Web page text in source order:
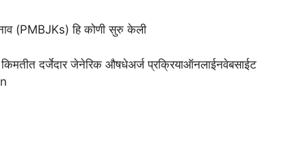
(PMBJKs) हि कोणी सुरु केली
किमतीत दर्जेदार जेनेरिक औषधेअर्ज प्रक्रियाऑनलाईनवेबसाईट